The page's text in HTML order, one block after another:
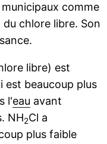
comme
du chlore libre. Son
libre) est
est beaucoup plus
l'eau avant
NH2Cl a
plus faible